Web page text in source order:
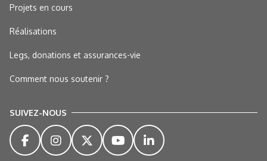
Projets en cours
Réalisations
Legs, donations et assurances-vie
Comment nous soutenir ?
SUIVEZ-NOUS